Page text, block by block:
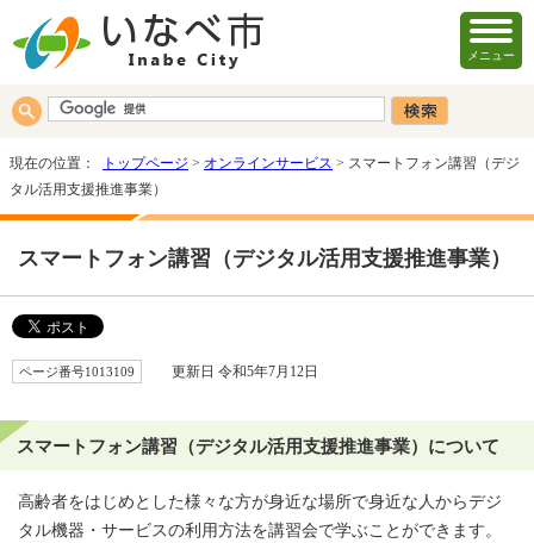
メニュー
現在の位置： トップページ > オンラインサービス > スマートフォン講習（デジ
タル活用支援推進事業）
スマートフォン講習（デジタル活用支援推進事業）
ページ番号1013109 更新日 令和5年7月12日
スマートフォン講習（デジタル活用支援推進事業）について
高齢者をはじめとした様々な方が身近な場所で身近な人からデジ
タル機器・サービスの利用方法を講習会で学ぶことができます。